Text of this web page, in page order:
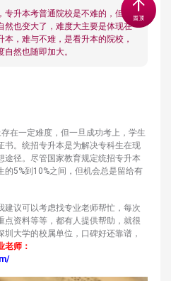
升本考普通院校是不难的，但是
然也变大了，难度大主要是体现在
，难与不难，是看升本的院校，
然也随即加大。
在一定难度，但一旦成功考上，学生
书。统招专升本是为解决专科生在现
途径。尽管国家教育规定统招专升本
5%到10%之间，但机会总是留给有
建议可以考虑找专业老师帮忙，每次
点资料等等，都有人提供帮助，就很
大学的校属单位，口碑好还靠谱，
老师：